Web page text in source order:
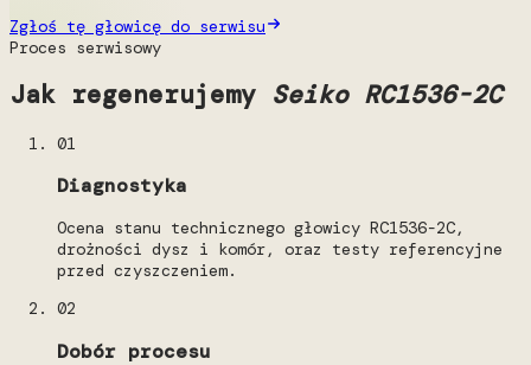
Zgłoś tę głowicę do serwisu
Proces serwisowy
Jak regenerujemy Seiko RC1536-2C
01
Diagnostyka
Ocena stanu technicznego głowicy RC1536-2C,
drożności dysz i komór, oraz testy referencyjne
przed czyszczeniem.
02
Dobór procesu